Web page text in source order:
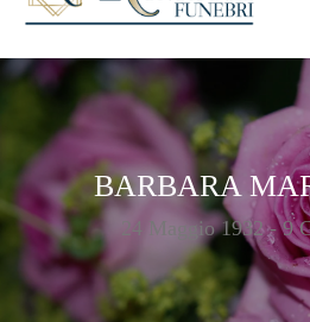
BARBARA
24 Maggio 1932 - 9